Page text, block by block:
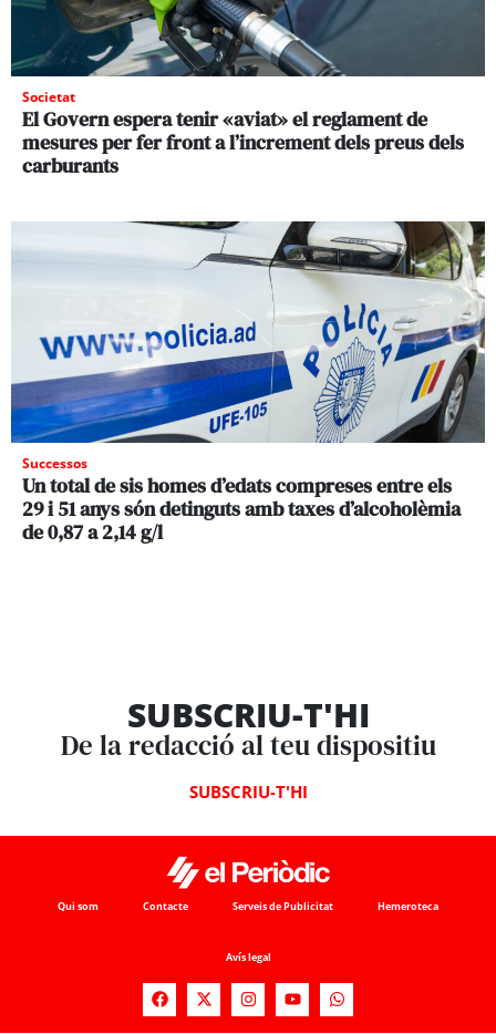
Societat
El Govern espera tenir «aviat» el reglament de
mesures per fer front a l’increment dels preus dels
carburants
Successos
Un total de sis homes d’edats compreses entre els
29 i 51 anys són detinguts amb taxes d’alcoholèmia
de 0,87 a 2,14 g/l
SUBSCRIU-T'HI
De la redacció al teu dispositiu
SUBSCRIU-T'HI
Qui som Contacte Serveis de Publicitat Hemeroteca
Avís legal